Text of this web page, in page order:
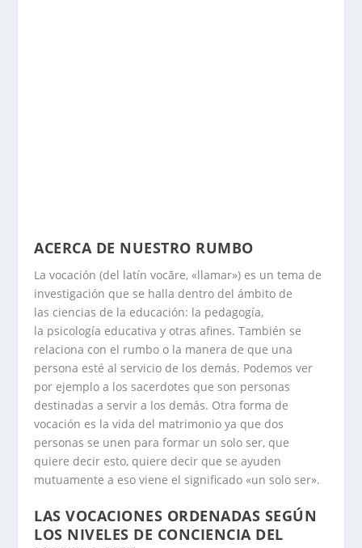
ACERCA DE NUESTRO RUMBO
La vocación (del latínvocāre, «llamar») es un tema de
investigación que se halla dentro del ámbito de
las ciencias de la educación: la pedagogía,
la psicología educativa y otras afines. También se
relaciona con el rumbo o la manera de que una
persona esté al servicio de los demás. Podemos ver
por ejemplo a los sacerdotes que son personas
destinadas a servir a los demás. Otra forma de
vocación es la vida del matrimonio ya que dos
personas se unen para formar un solo ser, que
quiere decir esto, quiere decir que se ayuden
mutuamente a eso viene el significado «un solo ser».
LAS VOCACIONES ORDENADAS SEGÚN
LOS NIVELES DE CONCIENCIA DEL